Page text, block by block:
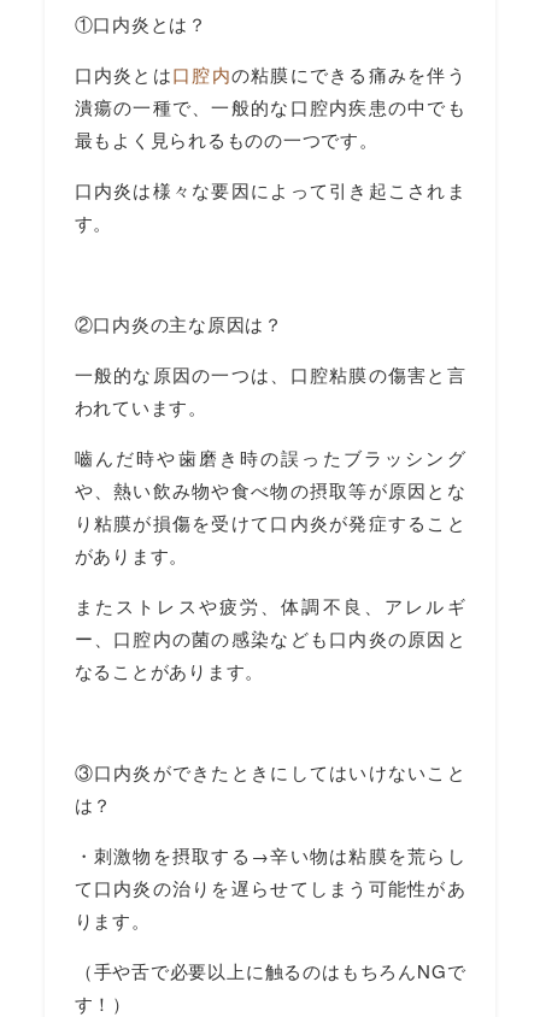
①口内炎とは？
口内炎とは口腔内の粘膜にできる痛みを伴う
潰瘍の一種で、一般的な口腔内疾患の中でも
最もよく見られるものの一つです。
口内炎は様々な要因によって引き起こされま
す。
②口内炎の主な原因は？
一般的な原因の一つは、口腔粘膜の傷害と言
われています。
嚙んだ時や歯磨き時の誤ったブラッシング
や、熱い飲み物や食べ物の摂取等が原因とな
り粘膜が損傷を受けて口内炎が発症すること
があります。
またストレスや疲労、体調不良、アレルギ
ー、口腔内の菌の感染なども口内炎の原因と
なることがあります。
③口内炎ができたときにしてはいけないこと
は？
・刺激物を摂取する→辛い物は粘膜を荒らし
て口内炎の治りを遅らせてしまう可能性があ
ります。
（手や舌で必要以上に触るのはもちろんNGで
す！）